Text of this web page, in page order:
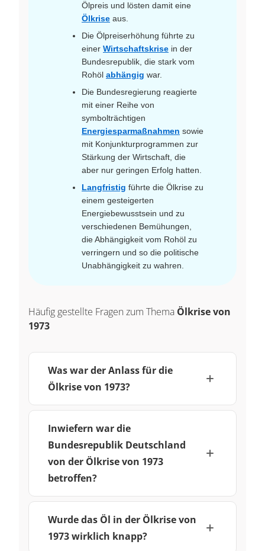
Ölpreis und lösten damit eine
Ölkrise aus.
Die Ölpreiserhöhung führte zu
einer Wirtschaftskrise in der
Bundesrepublik, die stark vom
Rohöl abhängig war.
Die Bundesregierung reagierte
mit einer Reihe von
symbolträchtigen
Energiesparmaßnahmen sowie
mit Konjunkturprogrammen zur
Stärkung der Wirtschaft, die
aber nur geringen Erfolg hatten.
Langfristig führte die Ölkrise zu
einem gesteigerten
Energiebewusstsein und zu
verschiedenen Bemühungen,
die Abhängigkeit vom Rohöl zu
verringern und so die politische
Unabhängigkeit zu wahren.
Häufig gestellte Fragen zum Thema Ölkrise von
1973
Was war der Anlass für die
Ölkrise von 1973?
Inwiefern war die
Bundesrepublik Deutschland
von der Ölkrise von 1973
betroffen?
Wurde das Öl in der Ölkrise von
1973 wirklich knapp?